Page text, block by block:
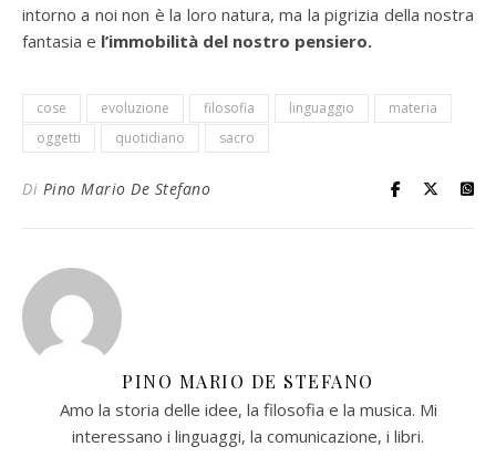
intorno a noi non è la loro natura, ma la pigrizia della nostra
fantasia e l’immobilità del nostro pensiero.
cose evoluzione filosofia linguaggio
materia
oggetti
quotidiano sacro
Di Pino Mario De Stefano
PINO MARIO DE STEFANO
Amo la storia delle idee, la filosofia e la musica. Mi
interessano i linguaggi, la comunicazione, i libri.